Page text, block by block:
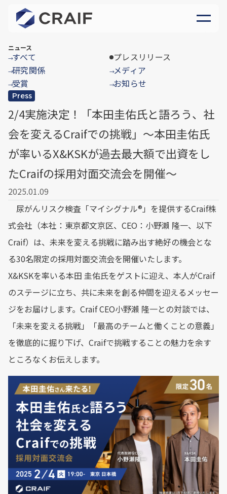
ニュース
→すべて プレスリリース
→研究関係 →メディア
→受賞 →お知らせ
Press
2/4実施決定！「本田圭佑氏と語ろう、社
会を変えるCraifでの挑戦」～本田圭佑氏
が率いるX&KSKが過去最大額で出資をし
たCraifの採用対面交流会を開催～
2025.01.09
尿がんリスク検査「マイシグナル®」を提供するCraif株
式会社（本社：東京都文京区、CEO：小野瀨 隆一、以下
Craif）は、未来を変える挑戦に踏み出す絶好の機会とな
る30名限定の採用対面交流会を開催いたします。
X&KSKを率いる本田 圭佑氏をゲストに迎え、本人がCraif
のステージに立ち、共に未来を創る仲間を迎えるメッセー
ジをお届けします。Craif CEO小野瀨 隆一との対談では、
「未来を変える挑戦」「最高のチームと働くことの意義」
を徹底的に掘り下げ、Craifで挑戦することの魅力を余す
ところなくお伝えします。